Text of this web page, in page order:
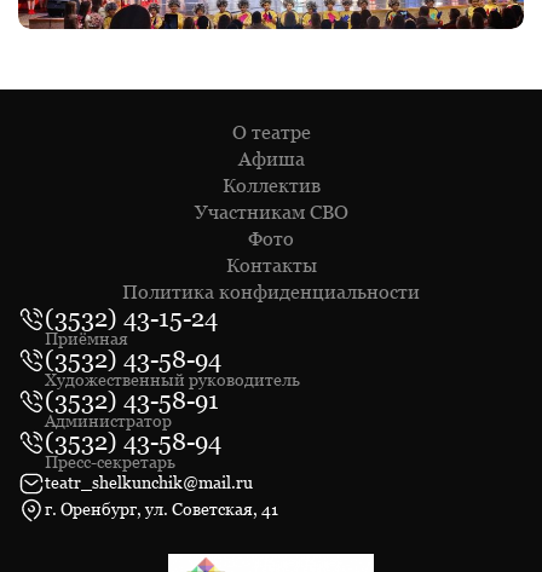
О театре
Афиша
Коллектив
Участникам СВО
Фото
Контакты
Политика конфиденциальности
(3532) 43-15-24
Приёмная
(3532) 43-58-94
Художественный руководитель
(3532) 43-58-91
Администратор
(3532) 43-58-94
Пресс-секретарь
teatr_shelkunchik@mail.ru
г. Оренбург, ул. Советская, 41